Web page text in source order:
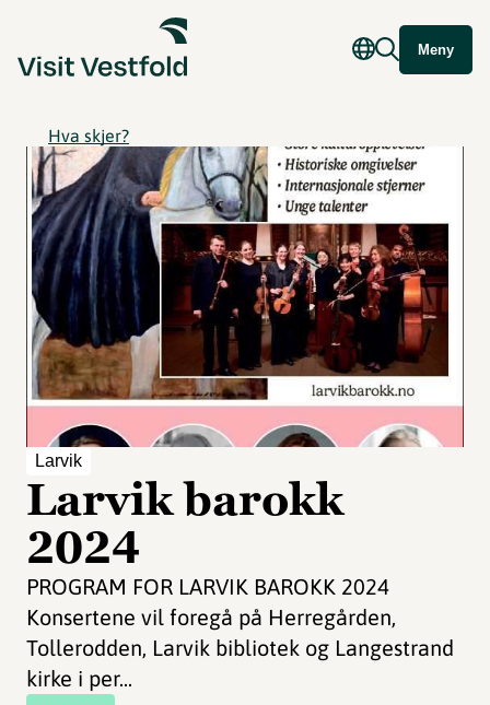
Meny
Hva skjer?
Larvik
Larvik barokk
2024
PROGRAM FOR LARVIK BAROKK 2024
Konsertene vil foregå på Herregården,
Tollerodden, Larvik bibliotek og Langestrand
kirke i per...